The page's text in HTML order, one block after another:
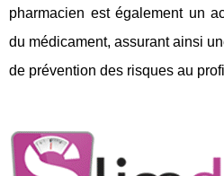
pharmacien est également un
du médicament, assurant ainsi
de prévention des risques au